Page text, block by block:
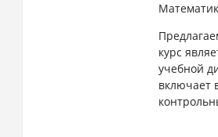
курс
учебной
включает